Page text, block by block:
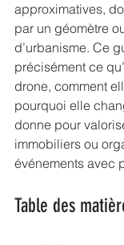
approximatives,
par un géomètre
d’urbanisme. Ce
précisément ce
drone, comment
pourquoi elle
donne pour
immobiliers ou
événements avec
Table des